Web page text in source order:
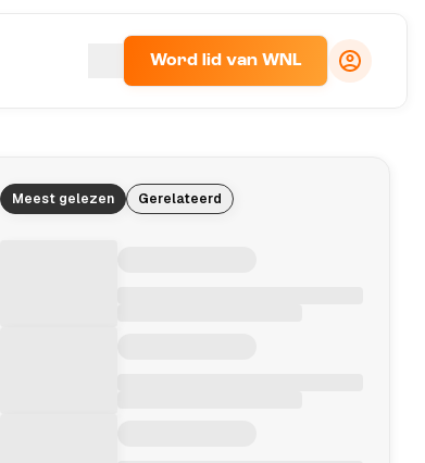
Word lid van WNL
Meest gelezen Gerelateerd